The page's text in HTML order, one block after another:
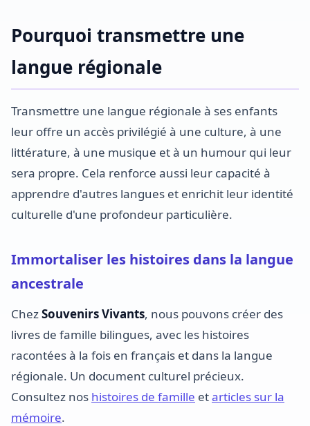
Pourquoi transmettre une
langue régionale
Transmettre une langue régionale à ses enfants
leur offre un accès privilégié à une culture, à une
littérature, à une musique et à un humour qui leur
sera propre. Cela renforce aussi leur capacité à
apprendre d'autres langues et enrichit leur identité
culturelle d'une profondeur particulière.
Immortaliser les histoires dans la langue
ancestrale
ChezSouvenirs Vivants, nous pouvons créer des
livres de famille bilingues, avec les histoires
racontées à la fois en français et dans la langue
régionale. Un document culturel précieux.
Consultez nos histoires de famille etarticles sur la
mémoire.